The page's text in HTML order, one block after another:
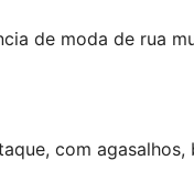
de moda de rua
com agasalhos,